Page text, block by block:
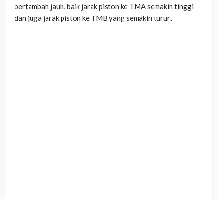
bertambah jauh, baik jarak piston ke TMA semakin tinggi
dan juga jarak piston ke TMB yang semakin turun.